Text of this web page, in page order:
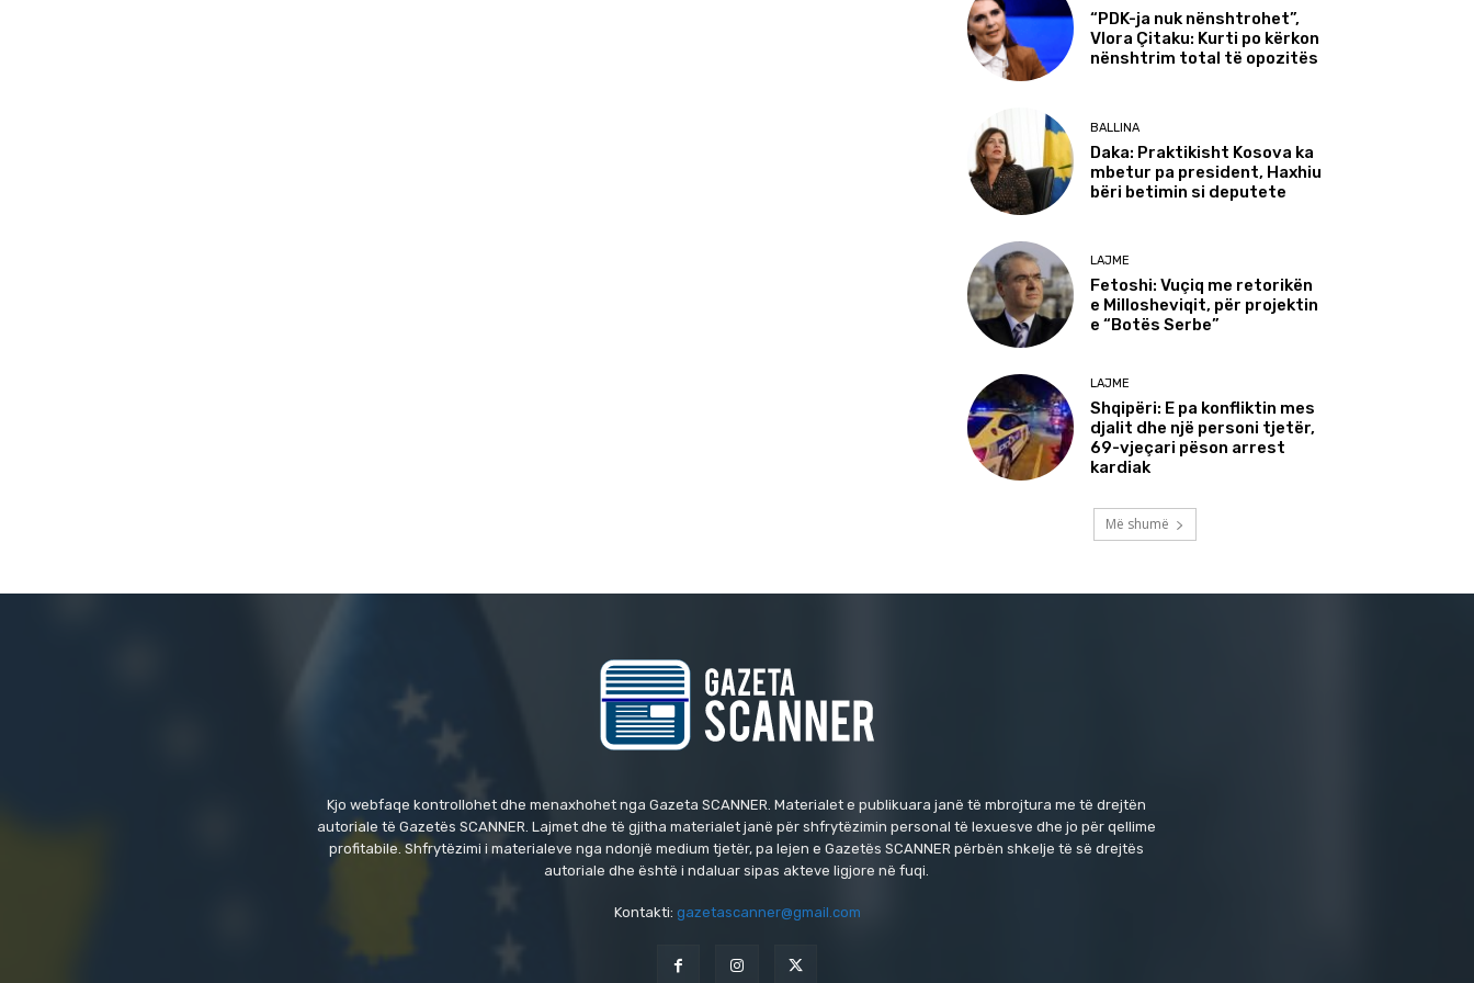
“PDK-ja nuk nënshtrohet”,
Vlora Çitaku: Kurti po kërkon
nënshtrim total të opozitës
BALLINA
Daka: Praktikisht Kosova ka
mbetur pa president, Haxhiu
bëri betimin si deputete
LAJME
Fetoshi: Vuçiq me retorikën
e Millosheviqit, për projektin
e “Botës Serbe”
LAJME
Shqipëri: E pa konfliktin mes
djalit dhe një personi tjetër,
69-vjeçari pëson arrest
kardiak
Më shumë
Kjo webfaqe kontrollohet dhe menaxhohet nga Gazeta SCANNER. Materialet e publikuara janë të mbrojtura me të drejtën
autoriale të Gazetës SCANNER. Lajmet dhe të gjitha materialet janë për shfrytëzimin personal të lexuesve dhe jo për qellime
profitabile. Shfrytëzimi i materialeve nga ndonjë medium tjetër, pa lejen e Gazetës SCANNER përbën shkelje të së drejtës
autoriale dhe është i ndaluar sipas akteve ligjore në fuqi.
Kontakti: gazetascanner@gmail.com